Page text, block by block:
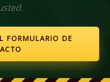
FORMULARIO DE